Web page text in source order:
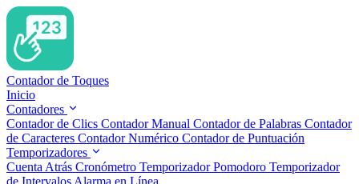
Contador de Toques
Inicio
Contadores
Contador de Clics Contador Manual Contador de Palabras Contador
de Caracteres Contador Numérico Contador de Puntuación
Temporizadores
Cuenta Atrás Cronómetro Temporizador Pomodoro Temporizador
de Intervalos Alarma en Línea